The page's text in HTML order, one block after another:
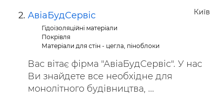
Київ
АвіаБудСервіс
Гідоізоляційні матеріали
Покрівля
Матеріали для стін - цегла, піноблоки
Вас вітає фірма "АвіаБудСервіс". У нас
Ви знайдете все необхідне для
монолітного будівництва, ...